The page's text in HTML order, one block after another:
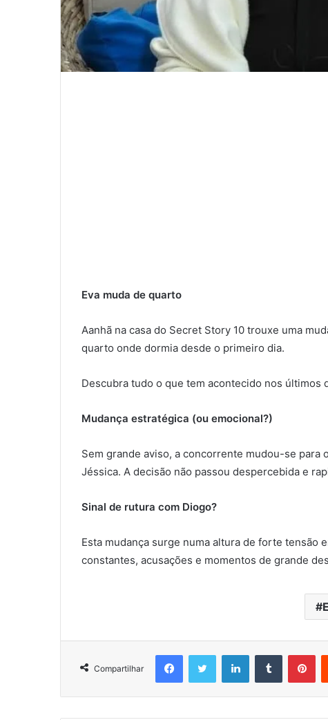
Eva muda de quarto
Aanhã na casa do Secret Story 10 trouxe uma
quarto onde dormia desde o primeiro dia.
Descubra tudo o que tem acontecido nos últimos
Mudança estratégica (ou emocional?)
Sem grande aviso, a concorrente mudou-se para
Jéssica. A decisão não passou despercebida e
Sinal de rutura com Diogo?
Esta mudança surge numa altura de forte tensão
constantes, acusações e momentos de grande
Compartilhar
FacebookTwitter LinkedinTumblr